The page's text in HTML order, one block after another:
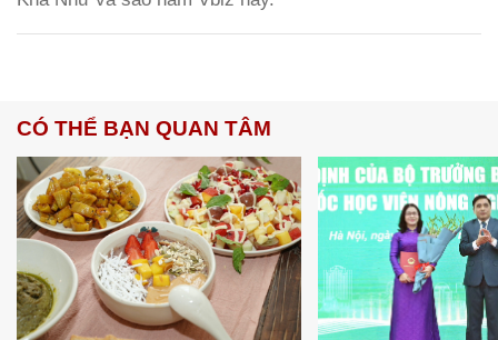
CÓ THỂ BẠN QUAN TÂM